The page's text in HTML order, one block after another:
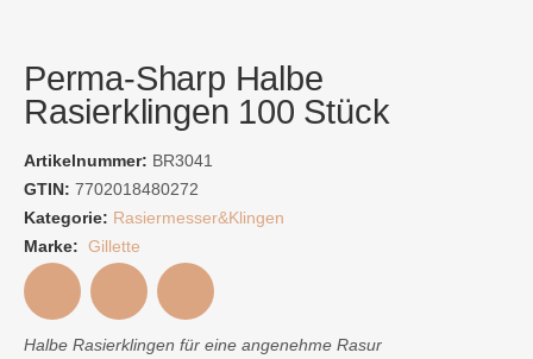
Perma-Sharp Halbe
Rasierklingen 100 Stück
Artikelnummer: BR3041
GTIN: 7702018480272
Kategorie: Rasiermesser&Klingen
Marke: Gillette
Halbe Rasierklingen für eine angenehme Rasur